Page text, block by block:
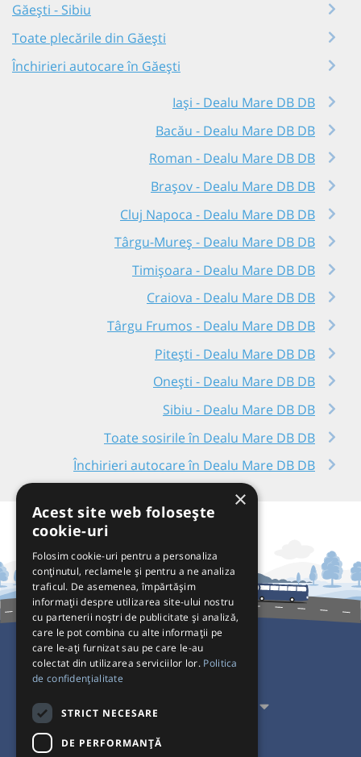
Găești - Sibiu
Toate plecările din Găești
Închirieri autocare în Găești
Iași - Dealu Mare DB DB
Bacău - Dealu Mare DB DB
Roman - Dealu Mare DB DB
Brașov - Dealu Mare DB DB
Cluj Napoca - Dealu Mare DB DB
Târgu-Mureș - Dealu Mare DB DB
Timișoara - Dealu Mare DB DB
Craiova - Dealu Mare DB DB
Târgu Frumos - Dealu Mare DB DB
Pitești - Dealu Mare DB DB
Onești - Dealu Mare DB DB
Sibiu - Dealu Mare DB DB
Toate sosirile în Dealu Mare DB DB
Închirieri autocare în Dealu Mare DB DB
Pentru Călători
Pentru Transportatori
Interacționăm
×
Acest site web folosește
cookie-uri
Folosim cookie-uri pentru a personaliza
conținutul, reclamele și pentru a ne analiza
traficul. De asemenea, împărtășim
informații despre utilizarea site-ului nostru
cu partenerii noștri de publicitate și analiză,
care le pot combina cu alte informații pe
care le-ați furnizat sau pe care le-au
colectat din utilizarea serviciilor lor. Politica
de confidențialitate
STRICT NECESARE
DE PERFORMANȚĂ